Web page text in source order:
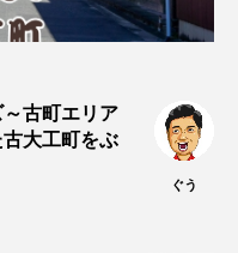
～古町エリア
大工町をぶ
ぐう